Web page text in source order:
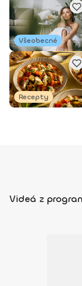
Všeobecné
Recepty
Videá z